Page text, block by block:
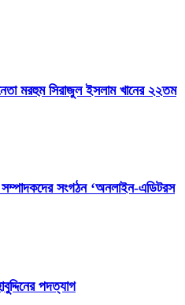
মরহুম সিরাজুল ইসলাম খানের ২২তম
সংগঠন ‘অনলাইন-এডিটরস
পদত্যাগ